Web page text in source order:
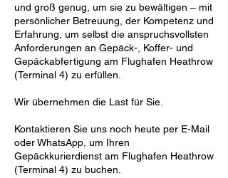
und groß genug, um sie zu bewältigen – mit
persönlicher Betreuung, der Kompetenz und
Erfahrung, um selbst die anspruchsvollsten
Anforderungen an Gepäck-, Koffer- und
Gepäckabfertigung am Flughafen Heathrow
(Terminal 4) zu erfüllen.
Wir übernehmen die Last für Sie.
Kontaktieren Sie uns noch heute per E-Mail
oder WhatsApp, um Ihren
Gepäckkurierdienst am Flughafen Heathrow
(Terminal 4) zu buchen.